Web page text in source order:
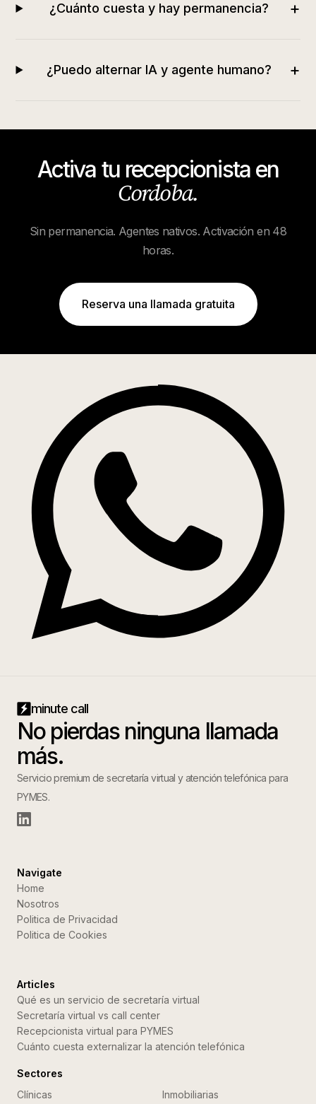
¿Cuánto cuesta y hay permanencia? +
¿Puedo alternar IA y agente humano? +
Activa tu recepcionista en
Cordoba.
Sin permanencia. Agentes nativos. Activación en 48
horas.
Reserva una llamada gratuita
minute call
No pierdas ninguna llamada
más.
Servicio premium de secretaría virtual y atención telefónica para
PYMES.
Navigate
Home
Nosotros
Politica de Privacidad
Politica de Cookies
Articles
Qué es un servicio de secretaría virtual
Secretaría virtual vs call center
Recepcionista virtual para PYMES
Cuánto cuesta externalizar la atención telefónica
Sectores
Clínicas
Inmobiliarias